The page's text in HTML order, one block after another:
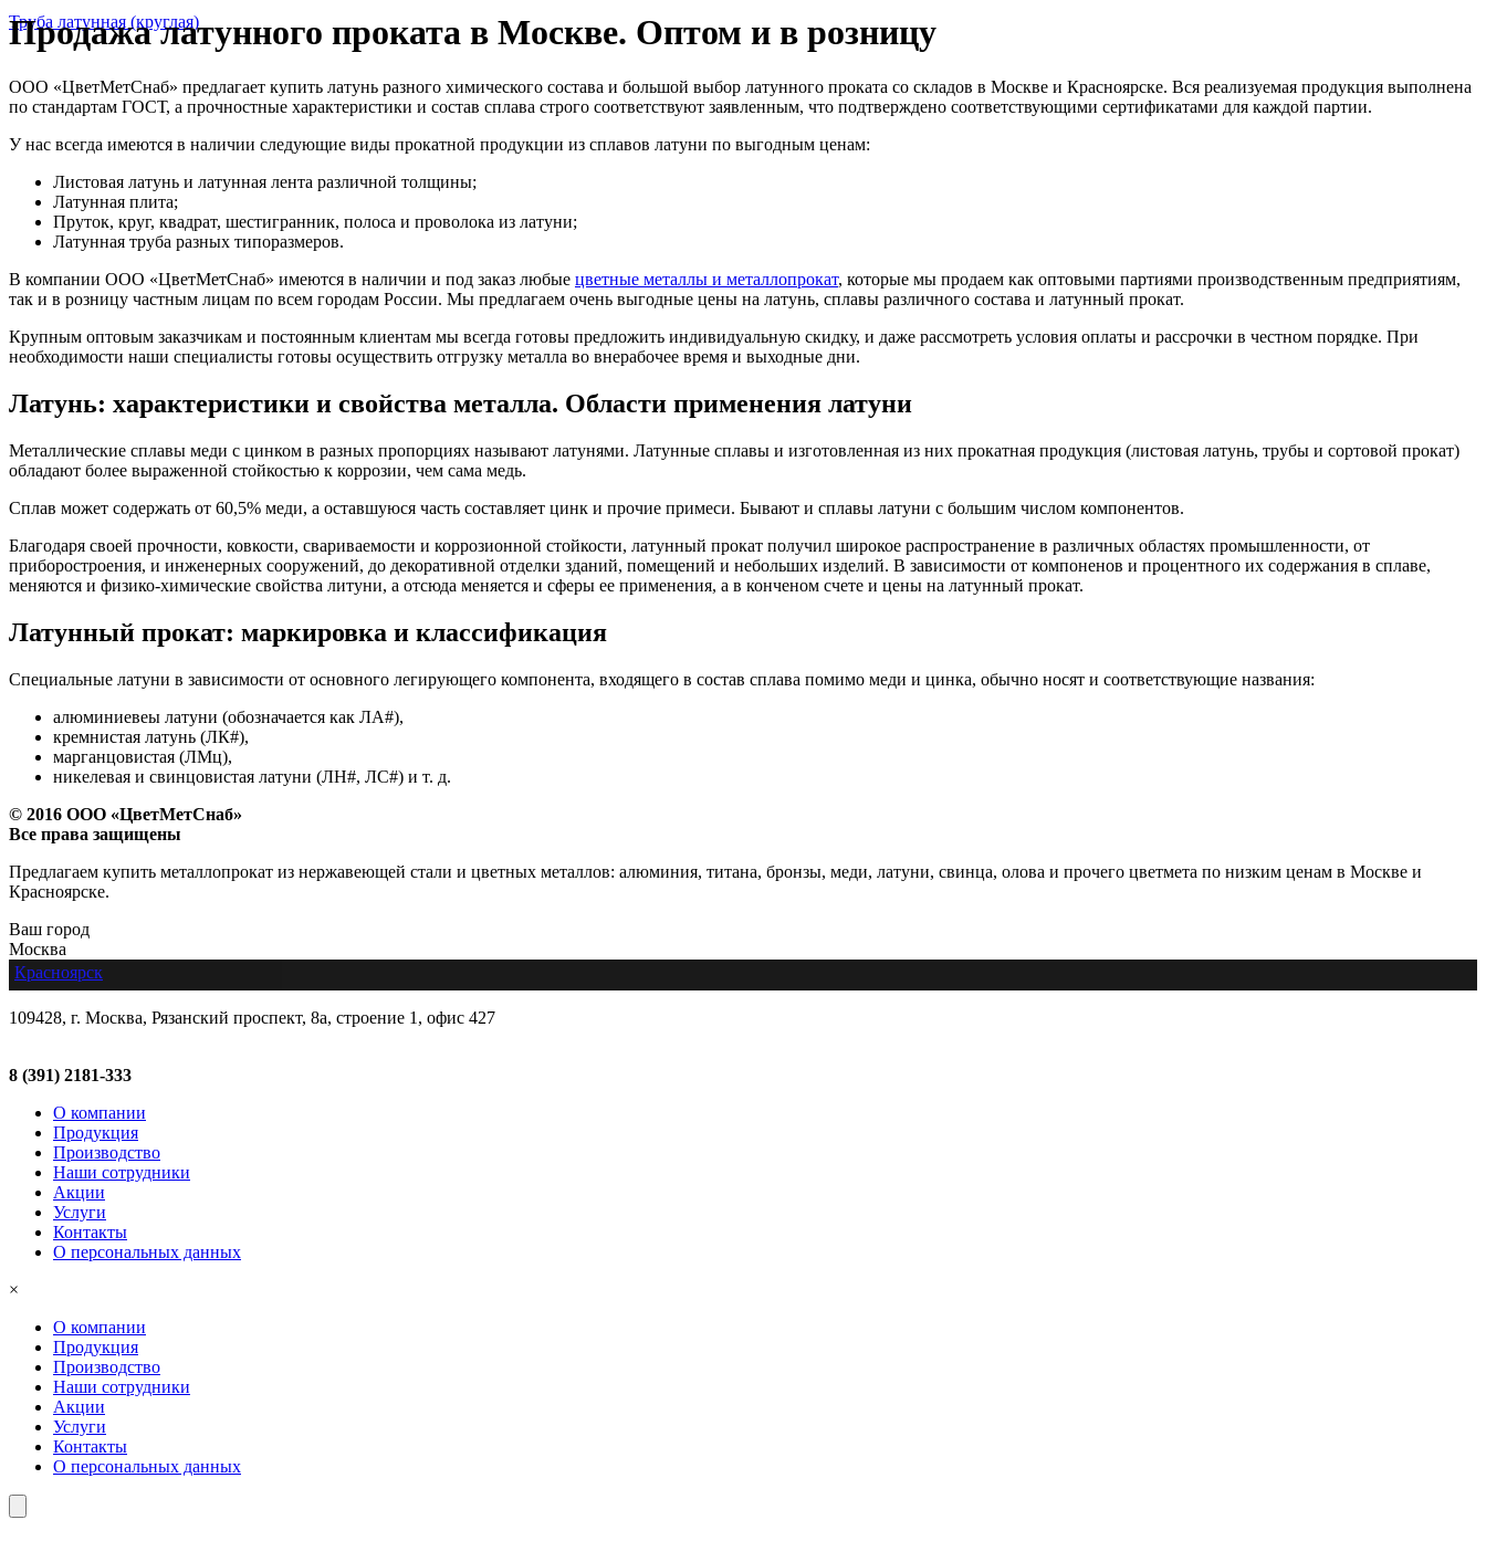
Труба латунная (круглая)
Продажа латунного проката в Москве. Оптом и в розницу
ООО «ЦветМетСнаб» предлагает купить латунь разного химического состава и большой выбор латунного проката со складов в Москве и Красноярске. Вся реализуемая продукция выполнена
по стандартам ГОСТ, а прочностные характеристики и состав сплава строго соответствуют заявленным, что подтверждено соответствующими сертификатами для каждой партии.
У нас всегда имеются в наличии следующие виды прокатной продукции из сплавов латуни по выгодным ценам:
Листовая латунь и латунная лента различной толщины;
Латунная плита;
Пруток, круг, квадрат, шестигранник, полоса и проволока из латуни;
Латунная труба разных типоразмеров.
В компании ООО «ЦветМетСнаб» имеются в наличии и под заказ любые цветные металлы и металлопрокат, которые мы продаем как оптовыми партиями производственным предприятиям,
так и в розницу частным лицам по всем городам России. Мы предлагаем очень выгодные цены на латунь, сплавы различного состава и латунный прокат.
Крупным оптовым заказчикам и постоянным клиентам мы всегда готовы предложить индивидуальную скидку, и даже рассмотреть условия оплаты и рассрочки в честном порядке. При
необходимости наши специалисты готовы осуществить отгрузку металла во внерабочее время и выходные дни.
Латунь: характеристики и свойства металла. Области применения латуни
Металлические сплавы меди с цинком в разных пропорциях называют латунями. Латунные сплавы и изготовленная из них прокатная продукция (листовая латунь, трубы и сортовой прокат)
обладают более выраженной стойкостью к коррозии, чем сама медь.
Сплав может содержать от 60,5% меди, а оставшуюся часть составляет цинк и прочие примеси. Бывают и сплавы латуни с большим числом компонентов.
Благодаря своей прочности, ковкости, свариваемости и коррозионной стойкости, латунный прокат получил широкое распространение в различных областях промышленности, от
приборостроения, и инженерных сооружений, до декоративной отделки зданий, помещений и небольших изделий. В зависимости от компоненов и процентного их содержания в сплаве,
меняются и физико-химические свойства литуни, а отсюда меняется и сферы ее применения, а в конченом счете и цены на латунный прокат.
Латунный прокат: маркировка и классификация
Специальные латуни в зависимости от основного легирующего компонента, входящего в состав сплава помимо меди и цинка, обычно носят и соответствующие названия:
алюминиевеы латуни (обозначается как ЛА#),
кремнистая латунь (ЛК#),
марганцовистая (ЛМц),
нике­левая и свинцовистая латуни (ЛН#, ЛС#) и т. д.
© 2016 ООО «ЦветМетСнаб»
Все права защищены
Предлагаем купить металлопрокат из нержавеющей стали и цветных металлов: алюминия, титана, бронзы, меди, латуни, свинца, олова и прочего цветмета по низким ценам в Москве и
Красноярске.
Ваш город
Москва
Красноярск
109428, г. Москва, Рязанский проспект, 8а, строение 1, офис 427
8 (391) 2181-333
О компании
Продукция
Производство
Наши сотрудники
Акции
Услуги
Контакты
О персональных данных
×
О компании
Продукция
Производство
Наши сотрудники
Акции
Услуги
Контакты
О персональных данных